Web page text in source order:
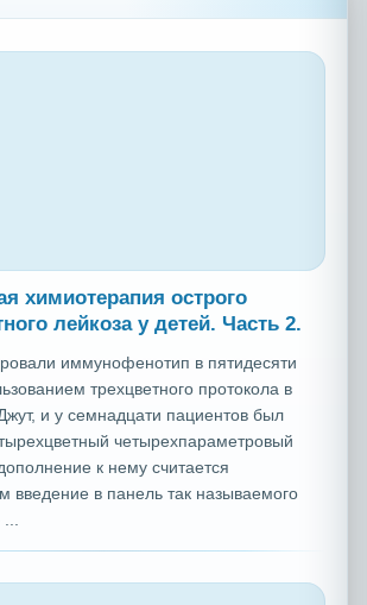
химиотерапия острого
лейкоза у детей. Часть 2.
иммунофенотип в пятидесяти
трехцветного протокола в
и у семнадцати пациентов был
четырехпараметровый
к нему считается
введение в панель так называемого